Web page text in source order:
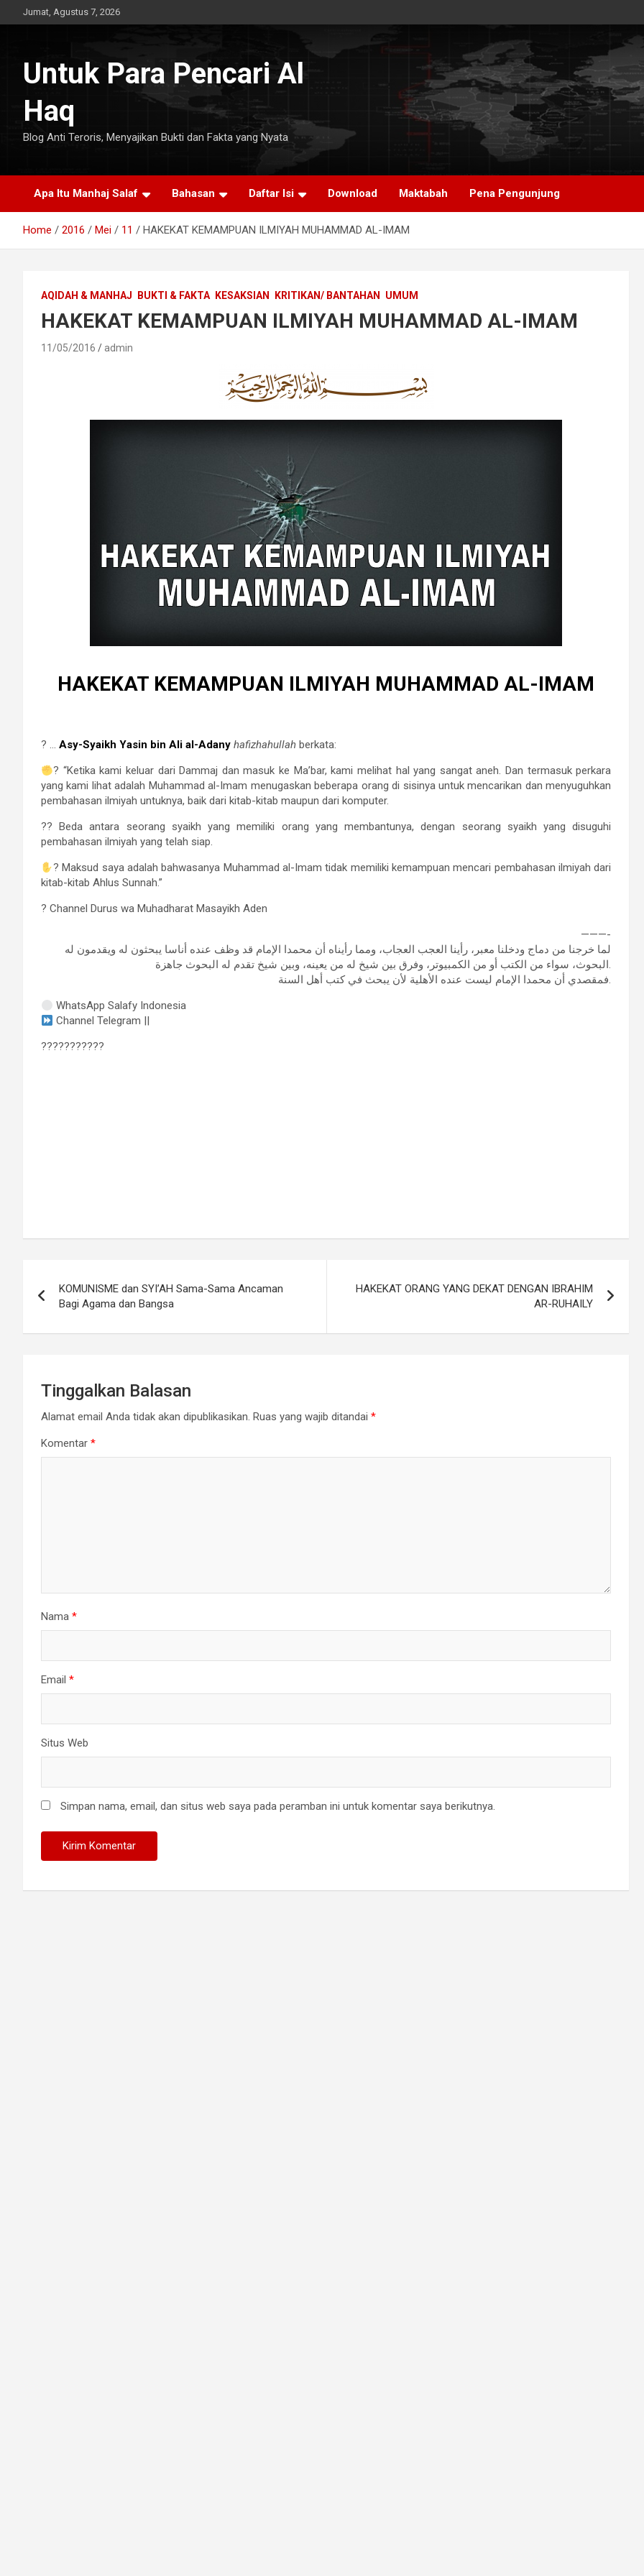
to
Jumat, Agustus 7, 2026
Untuk Para Pencari Al
Haq
Blog Anti Teroris, Menyajikan Bukti dan Fakta yang Nyata
Apa Itu Manhaj Salaf Bahasan Daftar Isi Download Maktabah Pena Pengunjung
Home 2016 Mei 11 HAKEKAT KEMAMPUAN ILMIYAH MUHAMMAD AL-IMAM
AQIDAH & MANHAJ BUKTI & FAKTA KESAKSIAN KRITIKAN/ BANTAHAN UMUM
HAKEKAT KEMAMPUAN ILMIYAH MUHAMMAD AL-IMAM
11/05/2016 admin
HAKEKAT KEMAMPUAN ILMIYAH MUHAMMAD AL-IMAM
? … Asy-Syaikh Yasin bin Ali al-Adany hafizhahullah berkata:
? “Ketika kami keluar dari Dammaj dan masuk ke Ma’bar, kami melihat hal yang sangat aneh. Dan termasuk perkara
yang kami lihat adalah Muhammad al-Imam menugaskan beberapa orang di sisinya untuk mencarikan dan menyuguhkan
pembahasan ilmiyah untuknya, baik dari kitab-kitab maupun dari komputer.
?? Beda antara seorang syaikh yang memiliki orang yang membantunya, dengan seorang syaikh yang disuguhi
pembahasan ilmiyah yang telah siap.
? Maksud saya adalah bahwasanya Muhammad al-Imam tidak memiliki kemampuan mencari pembahasan ilmiyah dari
kitab-kitab Ahlus Sunnah.”
? Channel Durus wa Muhadharat Masayikh Aden
———-
لما خرجنا من دماج ودخلنا معبر، رأينا العجب العجاب، ومما رأيناه أن محمدا الإمام قد وظف عنده أناسا يبحثون له ويقدمون له
البحوث، سواء من الكتب أو من الكمبيوتر، وفرق بين شيخ له من يعينه، وبين شيخ تقدم له البحوث جاهزة.
فمقصدي أن محمدا الإمام ليست عنده الأهلية لأن يبحث في كتب أهل السنة.
WhatsApp Salafy Indonesia
Channel Telegram ||
???????????
pos
KOMUNISME dan SYI’AH Sama-Sama Ancaman
Bagi Agama dan Bangsa
HAKEKAT ORANG YANG DEKAT DENGAN IBRAHIM
AR-RUHAILY
Tinggalkan Balasan
Alamat email Anda tidak akan dipublikasikan. Ruas yang wajib ditandai *
Komentar *
Nama *
Email *
Situs Web
Simpan nama, email, dan situs web saya pada peramban ini untuk komentar saya berikutnya.